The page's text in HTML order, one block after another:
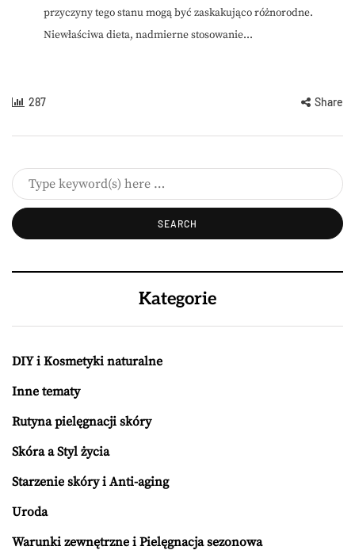
przyczyny tego stanu mogą być zaskakująco różnorodne.
Niewłaściwa dieta, nadmierne stosowanie...
287 Share
Kategorie
DIY i Kosmetyki naturalne
Inne tematy
Rutyna pielęgnacji skóry
Skóra a Styl życia
Starzenie skóry i Anti-aging
Uroda
Warunki zewnętrzne i Pielęgnacja sezonowa